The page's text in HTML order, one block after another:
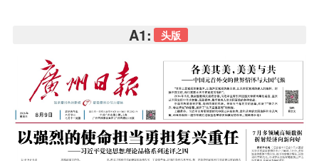
A1: 头版